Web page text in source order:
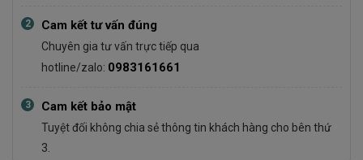
2 Cam kết tư vấn đúng
Chuyên gia tư vấn trực tiếp qua
hotline/zalo: 0983161661
3 Cam kết bảo mật
Tuyệt đối không chia sẻ thông tin khách hàng cho bên thứ
3.